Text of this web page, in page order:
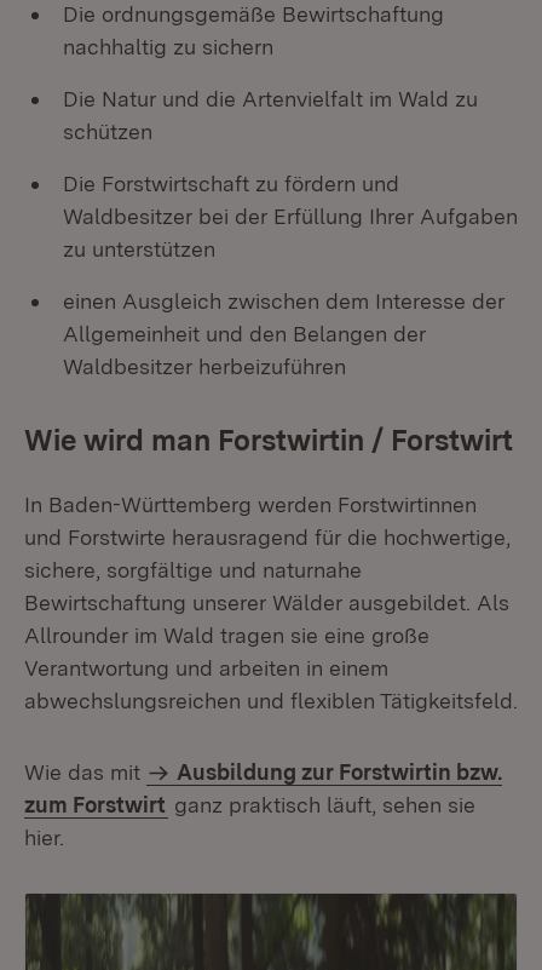
Die ordnungsgemäße Bewirtschaftung
nachhaltig zu sichern
Die Natur und die Artenvielfalt im Wald zu
schützen
Die Forstwirtschaft zu fördern und
Waldbesitzer bei der Erfüllung Ihrer Aufgaben
zu unterstützen
einen Ausgleich zwischen dem Interesse der
Allgemeinheit und den Belangen der
Waldbesitzer herbeizuführen
Wie wird man Forstwirtin / Forstwirt
In Baden-Württemberg werden Forstwirtinnen
und Forstwirte herausragend für die hochwertige,
sichere, sorgfältige und naturnahe
Bewirtschaftung unserer Wälder ausgebildet. Als
Allrounder im Wald tragen sie eine große
Verantwortung und arbeiten in einem
abwechslungsreichen und flexiblen Tätigkeitsfeld.
Wie das mit
Ausbildung zur Forstwirtin bzw.
zum Forstwirt ganz praktisch läuft, sehen sie
hier.